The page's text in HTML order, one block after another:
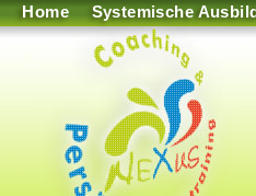
Home Systemische